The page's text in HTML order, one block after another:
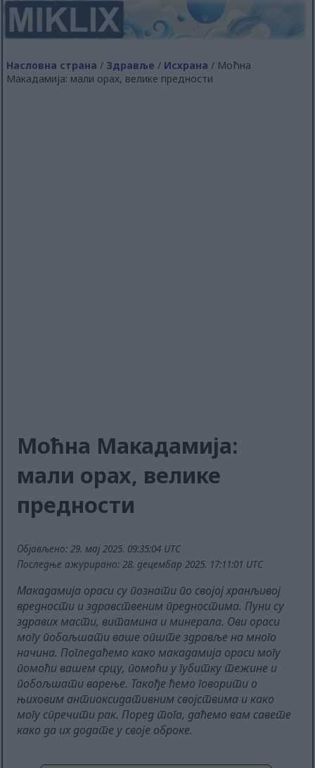
Насловна страна / Здравље / Исхрана / Моћна
Макадамија: мали орах, велике предности
Моћна Макадамија:
мали орах, велике
предности
Објављено: 29. мај 2025. 09:35:04 UTC
Последње ажурирано: 28. децембар 2025. 17:11:01 UTC
Макадамија ораси су познати по својој хранљивој
вредности и здравственим предностима. Пуни су
здравих масти, витамина и минерала. Ови ораси
могу побољшати ваше опште здравље на много
начина. Погледаћемо како макадамија ораси могу
помоћи вашем срцу, помоћи у губитку тежине и
побољшати варење. Такође ћемо говорити о
њиховим антиоксидативним својствима и како
могу спречити рак. Поред тога, даћемо вам савете
како да их додате у своје оброке.